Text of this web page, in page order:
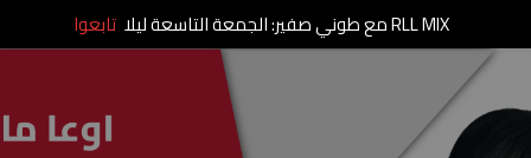
RLL MIX مع طوني صفير: الجمعة التاسعة ليلا تابعوا